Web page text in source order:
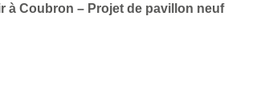
à Coubron – Projet de pavillon neuf